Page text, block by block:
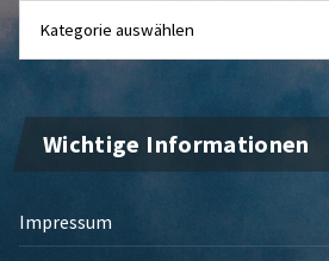
Archiv
Wichtige Informationen
Impressum